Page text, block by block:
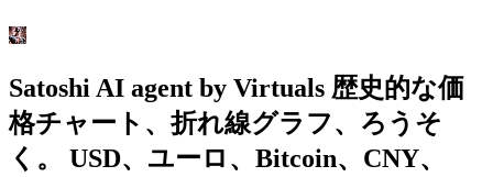
Satoshi AI agent by Virtuals 歴史的な価
格チャート、折れ線グラフ、ろうそ
く。 USD、ユーロ、Bitcoin、CNY、